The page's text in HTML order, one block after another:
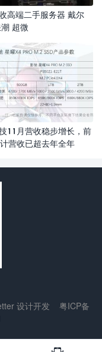
高端二手服务器 戴尔
超微
11月营收稳步增长，前
营收已超去年全年
设计开发
粤ICP备